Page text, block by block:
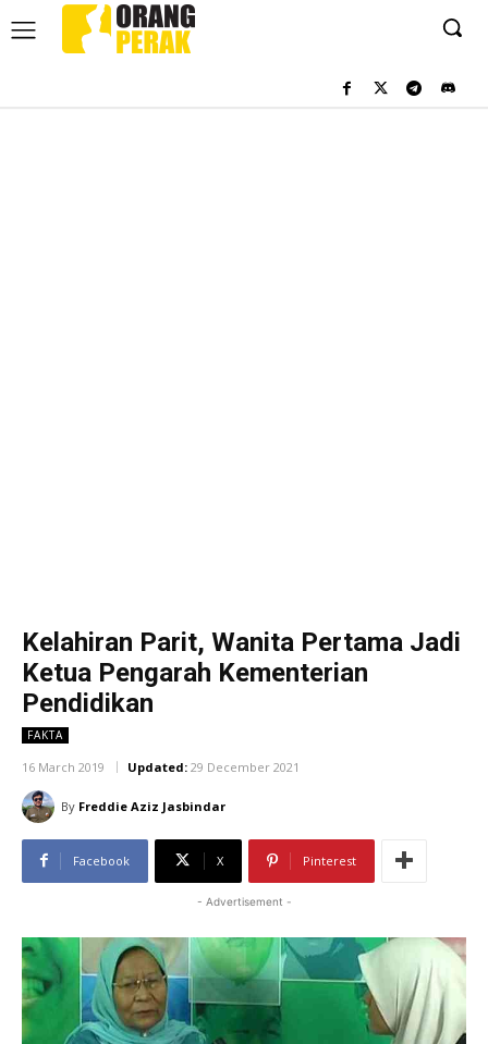
Kelahiran Parit, Wanita Pertama Jadi
Ketua Pengarah Kementerian
Pendidikan
FAKTA
16 March 2019 Updated: 29 December 2021
By Freddie Aziz Jasbindar
Facebook X Pinterest
- Advertisement -